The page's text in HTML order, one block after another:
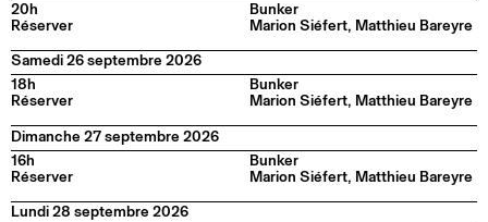
20h
Réserver
Bunker
Marion Siéfert, Matthieu Bareyre
Samedi 26 septembre 2026
18h
Réserver
Bunker
Marion Siéfert, Matthieu Bareyre
Dimanche 27 septembre 2026
16h
Réserver
Bunker
Marion Siéfert, Matthieu Bareyre
Lundi 28 septembre 2026